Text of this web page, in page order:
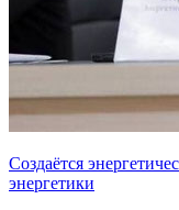
Создаётся
энергетики